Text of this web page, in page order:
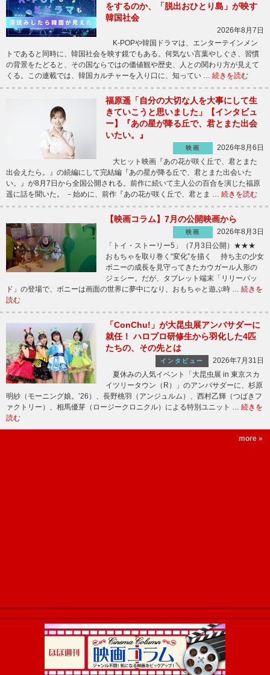
をするのか、「脱出おひとり島」が映す
韓国社会
2026年8月7日
K-POPや韓国ドラマは、エンターテインメン
トであると同時に、韓国社会を映す鏡でもある。何気ない言葉やしぐさ、習慣
の背景をたどると、その国ならではの価値観や歴史、人との関わり方が見えて
くる。この連載では、韓国カルチャーを入り口に、知ってい … 続きを読む
福原遥「自分の大切な人を大事にして生
きていこうと思いました」【インタビュ
ー】『あの星が降る丘で、君とまた出会
いたい。』
映画
2026年8月6日
大ヒット映画『あの花が咲く丘で、君とまた
出会えたら。』の続編にして完結編『あの星が降る丘で、君とまた出会いた
い。』が8月7日から全国公開される。前作に続いて主人公の百合を演じた福原
遥に話を聞いた。 －始めに、前作『あの花が咲く丘で、君とま … 続きを読む
【映画コラム】7月の公開映画から
映画
2026年8月3日
「トイ・ストーリー5」（7月3日公開）★★★
おもちゃを取り巻く“変化”を描く 持ち主の少女
ボニーの成長を見守ってきたカウガール人形の
ジェシー。だが、タブレット端末「リリーパッ
ド」の登場で、ボニーは画面の世界に夢中になり、おもちゃと遊ぶ時 … 続きを
読む
「ConChu!」が大昆虫展アンバサダーに
就任！ ハロプロ研修生から羽化した4匹
たちの、その先とは
インタビュー
2026年7月31日
夏休みの人気イベント「大昆虫展 in 東京スカ
イツリータウン（R）」のアンバサダーに、杉原
明紗（モーニング娘。’26）、長野桃羽（アンジュルム）、西村乙輝（つばきフ
ァクトリー）、相馬優芽（ロージークロニクル）による特別ユニット … 続きを
読む
more »